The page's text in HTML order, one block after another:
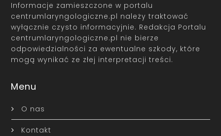
Informacje zamieszczone w portalu
centrumlaryngologiczne.pl należy traktować
wyłącznie czysto informacyjnie. Redakcja Portalu
centrumlaryngologiczne.pl nie bierze
odpowiedzialności za ewentualne szkody, które
mogą wynikać ze złej interpretacji treści.
Menu
O nas
Kontakt